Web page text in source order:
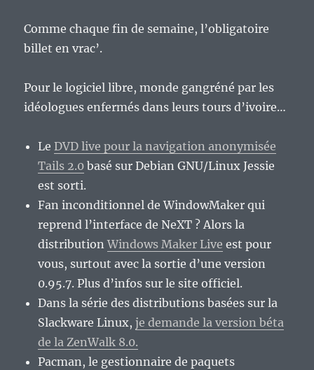
Comme chaque fin de semaine, l’obligatoire
billet en vrac’.
Pour le logiciel libre, monde gangréné par les
idéologues enfermés dans leurs tours d’ivoire…
LeDVD live pour la navigation anonymisée
Tails 2.0 basé sur Debian GNU/Linux Jessie
est sorti.
Fan inconditionnel de WindowMaker qui
reprend l’interface de NeXT ? Alors la
distributionWindows Maker Live est pour
vous, surtout avec la sortie d’une version
0.95.7. Plus d’infos sur le site officiel.
Dans la série des distributions basées sur la
Slackware Linux,je demande la version béta
de la ZenWalk 8.0.
Pacman, le gestionnaire de paquets